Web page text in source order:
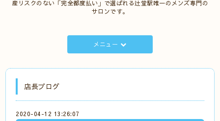
産リスクのない「完全都度払い」で選ばれる辻堂駅唯一のメンズ専門の
サロンです。
メニュー
店長ブログ
2020-04-12 13:26:07